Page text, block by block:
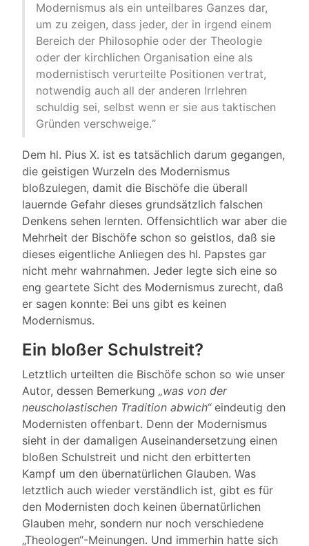
Modernismus als ein unteilbares Ganzes dar,
um zu zeigen, dass jeder, der in irgend einem
Bereich der Philosophie oder der Theologie
oder der kirchlichen Organisation eine als
modernistisch verurteilte Positionen vertrat,
notwendig auch all der anderen Irrlehren
schuldig sei, selbst wenn er sie aus taktischen
Gründen verschweige.“
Dem hl. Pius X. ist es tatsächlich darum gegangen,
die geistigen Wurzeln des Modernismus
bloßzulegen, damit die Bischöfe die überall
lauernde Gefahr dieses grundsätzlich falschen
Denkens sehen lernten. Offensichtlich war aber die
Mehrheit der Bischöfe schon so geistlos, daß sie
dieses eigentliche Anliegen des hl. Papstes gar
nicht mehr wahrnahmen. Jeder legte sich eine so
eng geartete Sicht des Modernismus zurecht, daß
er sagen konnte: Bei uns gibt es keinen
Modernismus.
Ein bloßer Schulstreit?
Letztlich urteilten die Bischöfe schon so wie unser
Autor, dessen Bemerkung „was von der
neuscholastischen Tradition abwich“eindeutig den
Modernisten offenbart. Denn der Modernismus
sieht in der damaligen Auseinandersetzung einen
bloßen Schulstreit und nicht den erbitterten
Kampf um den übernatürlichen Glauben. Was
letztlich auch wieder verständlich ist, gibt es für
den Modernisten doch keinen übernatürlichen
Glauben mehr, sondern nur noch verschiedene
„Theologen“-Meinungen. Und immerhin hatte sich